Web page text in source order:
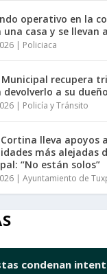
operativo en la
una casa y se llevan
| Policiaca
Municipal recupera
devolverlo a su
| Policía y Tránsito
lleva apoyos
más alejadas
“No están solos”
|Ayuntamiento de